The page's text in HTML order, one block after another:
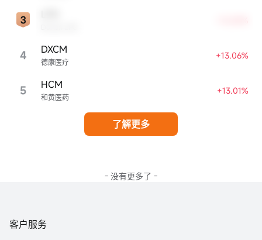
4 德康医疗
DXCM +13.06%
5 和黄医药
HCM +13.01%
了解更多
- 没有更多了 -
客户服务